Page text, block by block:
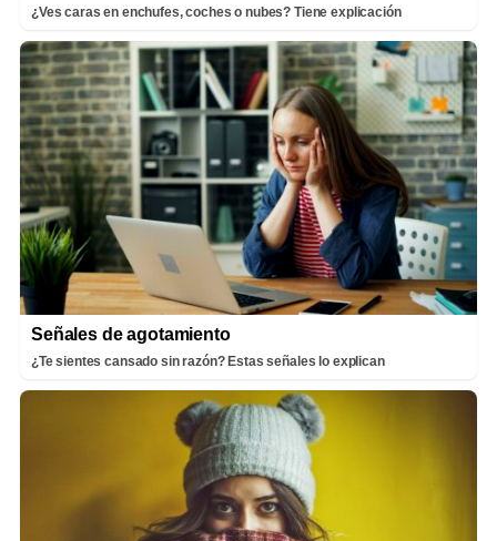
¿Ves caras en enchufes, coches o nubes? Tiene explicación
Señales de agotamiento
¿Te sientes cansado sin razón? Estas señales lo explican